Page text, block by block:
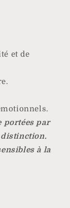
et de
portées par
distinction.
à la